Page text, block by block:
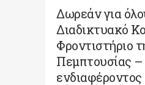
Δωρεάν για
Διαδικτυακό
Φροντιστήριο
Πεμπτουσίας